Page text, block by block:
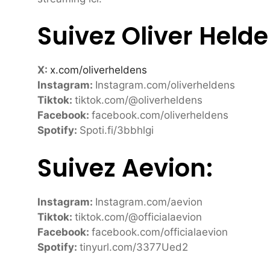
Suivez Oliver
X: x.com/oliverheldens
Instagram: Instagram.com/oliverheldens
Tiktok: tiktok.com/@oliverheldens
Facebook: facebook.com/oliverheldens
Spotify: Spoti.fi/3bbhlgi
Suivez Aevion:
Instagram: Instagram.com/aevion
Tiktok: tiktok.com/@officialaevion
Facebook: facebook.com/officialaevion
Spotify: tinyurl.com/3377Ued2